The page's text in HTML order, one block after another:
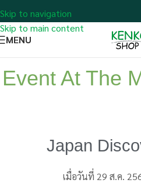
Skip to navigation
Skip to main content
MENU
Event At The
Japan
เมื่อวันที่ 29 ส.ค.